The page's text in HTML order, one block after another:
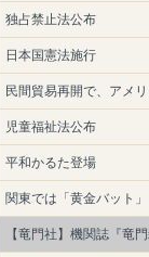
独占禁止法公布
日本国憲法施行
民間貿易再開で、アメ
児童福祉法公布
平和かるた登場
関東では「黄金バット
【竜門社】機関誌『竜